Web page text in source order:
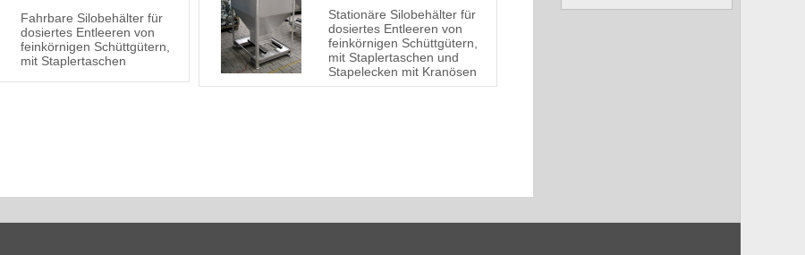
Fahrbare Silobehälter für
dosiertes Entleeren von
feinkörnigen Schüttgütern,
mit Staplertaschen
Stationäre Silobehälter für
dosiertes Entleeren von
feinkörnigen Schüttgütern,
mit Staplertaschen und
Stapelecken mit Kranösen